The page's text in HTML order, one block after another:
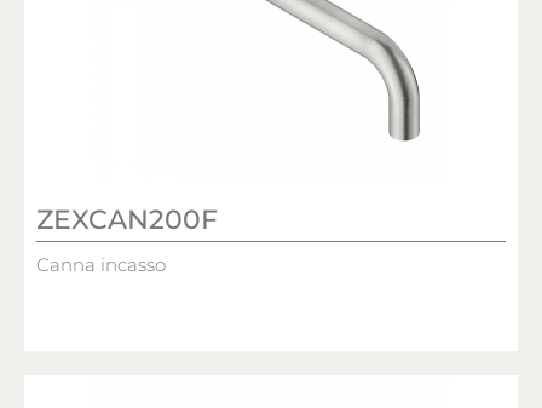
ZEXCAN200F
Canna incasso